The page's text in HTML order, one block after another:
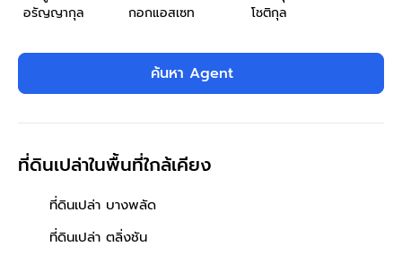
อรัญญากุล
กอกแอสเซท
โชติกุล
ค้นหา Agent
ที่ดินเปล่าในพื้นที่ใกล้เคียง
ที่ดินเปล่า บางพลัด
ที่ดินเปล่า ตลิ่งชัน